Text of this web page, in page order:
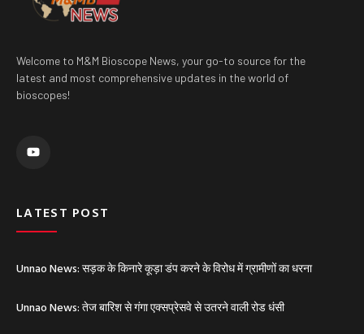
Welcome to M&M Bioscope News, your go-to source for the
latest and most comprehensive updates in the world of
bioscopes!
u
LATEST POST
Unnao News: सड़क के किनारे कूड़ा डंप करने के विरोध में ग्रामीणों का धरना
Unnao News: तेज बारिश से गंगा एक्सप्रेसवे से उतरने वाली रोड धंसी